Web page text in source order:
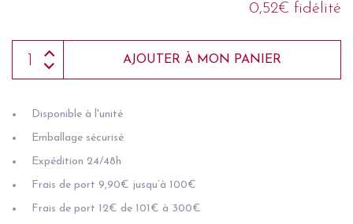
0,52€ fidélité
AJOUTER À MON PANIER
Disponible à l'unité
Emballage sécurisé
Expédition 24/48h
Frais de port 9,90€ jusqu’à 100€
Frais de port 12€ de 101€ à 300€